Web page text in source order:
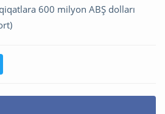
600 milyon ABŞ dolları